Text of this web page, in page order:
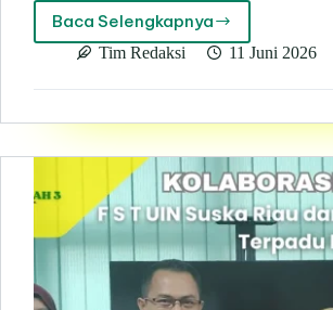
Baca Selengkapnya
Perkuat
Link
Match
SMK
Muhammadiyah
3
Terpadu
Pekanbaru
Kembangkan
Teaching
Factory
TKR
Tim Redaksi 11 Juni 2026